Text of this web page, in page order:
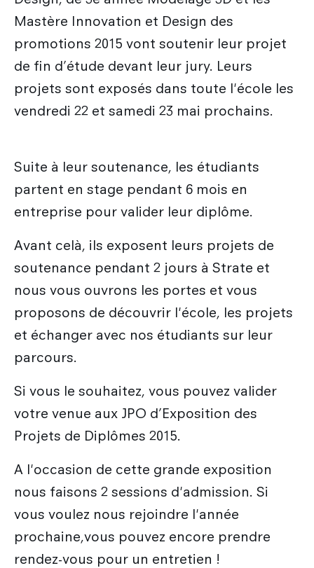
Galileo Global Education
Encyclopédie du design
FAQ
Qui sommes-nous ?
Admission en Design Prototypage
Admission en Mastères Spécialisés
Admissions hors Mon Master
Combien coûtent mes études ?
Nos actualités
Les métiers du design
Que deviennent nos diplômés ?
Recherche
Strate Research
Labo : Robotics by design lab
Labo : Exalt Design Lab
Labo : Ethos Design Lab
International
Découvrir le service international
L'échange académique
Candidature des étudiants internationaux
Nos partenaires internationaux
Mastère Innovation et Design des
promotions 2015 vont soutenir leur projet
de fin d’étude devant leur jury. Leurs
projets sont exposés dans toute l'école les
vendredi 22 et samedi 23 mai prochains.
Suite à leur soutenance, les étudiants
partent en stage pendant 6 mois en
entreprise pour valider leur diplôme.
Avant celà, ils exposent leurs projets de
soutenance pendant 2 jours à Strate et
nous vous ouvrons les portes et vous
proposons de découvrir l'école, les projets
et échanger avec nos étudiants sur leur
parcours.
Si vous le souhaitez, vous pouvez valider
votre venue aux JPO d’Exposition des
Projets de Diplômes 2015.
A l'occasion de cette grande exposition
nous faisons 2 sessions d'admission. Si
vous voulez nous rejoindre l'année
prochaine,vous pouvez encore prendre
rendez-vous pour un entretien !